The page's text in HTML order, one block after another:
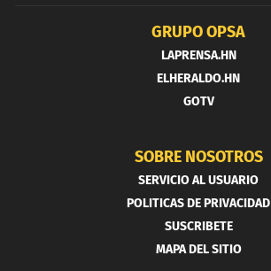
GRUPO OPSA
LAPRENSA.HN
ELHERALDO.HN
GOTV
SOBRE NOSOTROS
SERVICIO AL USUARIO
POLITICAS DE PRIVACIDAD
SUSCRIBETE
MAPA DEL SITIO